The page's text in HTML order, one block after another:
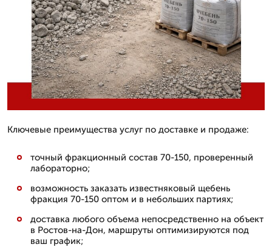
Ключевые преимущества услуг по доставке и продаже:
точный фракционный состав 70-150, проверенный
лабораторно;
возможность заказать известняковый щебень
фракция 70-150 оптом и в небольших партиях;
доставка любого объема непосредственно на объект
в Ростов-на-Дон, маршруты оптимизируются под
ваш график;